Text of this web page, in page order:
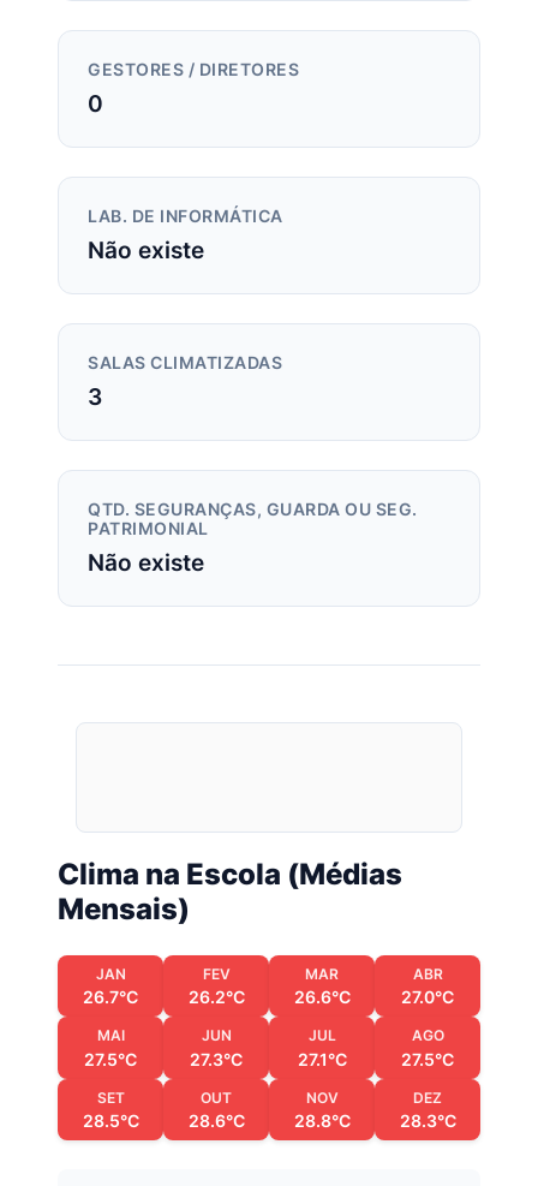
GESTORES / DIRETORES
0
LAB. DE INFORMÁTICA
Não existe
SALAS CLIMATIZADAS
3
QTD. SEGURANÇAS, GUARDA OU SEG.
PATRIMONIAL
Não existe
Clima na Escola (Médias
Mensais)
JAN
26.7°C
FEV
26.2°C
MAR
26.6°C
ABR
27.0°C
MAI
27.5°C
JUN
27.3°C
JUL
27.1°C
AGO
27.5°C
SET
28.5°C
OUT
28.6°C
NOV
28.8°C
DEZ
28.3°C